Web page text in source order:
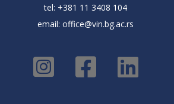
tel: +381 11 3408 104
email: office@vin.bg.ac.rs